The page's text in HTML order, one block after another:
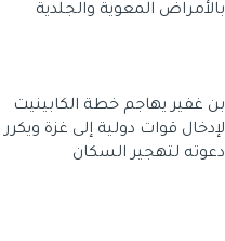
بالأمراض المعوية والجلدية
بن غفير يهاجم خطة الكابينيت
لإدخال قوات دولية إلى غزة ويكرر
دعوته لتهجير السكان